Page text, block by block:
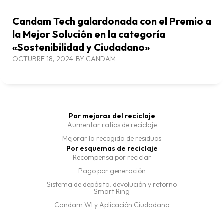
Candam Tech galardonada con el Premio a
la Mejor Solución en la categoría
«Sostenibilidad y Ciudadano»
OCTUBRE 18, 2024 BY CANDAM
Por mejoras del reciclaje
Aumentar ratios de reciclaje
Mejorar la recogida de residuos
Por esquemas de reciclaje
Recompensa por reciclar
Pago por generación
Sistema de depósito, devolución y retorno
Smart Ring
Candam WI y Aplicación Ciudadano